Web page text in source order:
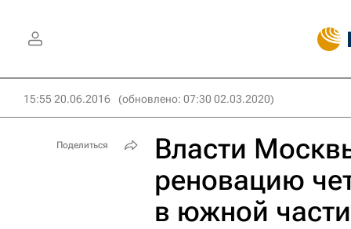
15:55 20.06.2016 (обновлено: 07:30 02.03.2020)
Власти
реновацию
в южной
Поделиться